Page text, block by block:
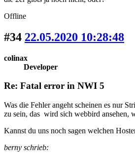
Offline
#34 22.05.2020 10:28:48
colinax
Developer
Re: Fatal error in NWI 5
Was die Fehler angeht scheinen es nur
zu sein, das wird sich webbird ansehen,
Kannst du uns noch sagen welchen
berny schrieb: